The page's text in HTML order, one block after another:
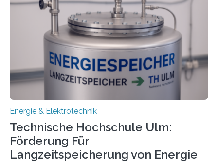
Energie & Elektrotechnik
Technische Hochschule Ulm:
Förderung Für
Langzeitspeicherung von Energie